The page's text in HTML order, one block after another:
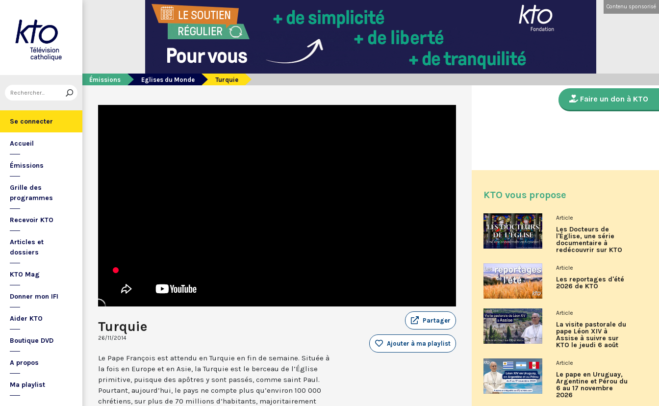
Se connecter
Accueil
Émissions
Grille des
programmes
Recevoir KTO
Articles et
dossiers
KTO Mag
Donner mon IFI
Aider KTO
Boutique DVD
A propos
Ma playlist
Contenu sponsorisé
Émissions Eglises du Monde Turquie
Turquie
26/11/2014
Partager
Ajouter à ma playlist
Le Pape François est attendu en Turquie en fin de semaine. Située à
la fois en Europe et en Asie, la Turquie est le berceau de l’Église
primitive, puisque des apôtres y sont passés, comme saint Paul.
Pourtant, aujourd’hui, le pays ne compte plus qu’environ 100 000
chrétiens, sur plus de 70 millions d’habitants, majoritairement
Faire un don à KTO
KTO vous propose
Article
Les Docteurs de
l'Église, une série
documentaire à
redécouvrir sur KTO
Article
Les reportages d'été
2026 de KTO
Article
La visite pastorale du
pape Léon XIV à
Assise à suivre sur
KTO le jeudi 6 août
Article
Le pape en Uruguay,
Argentine et Pérou du
6 au 17 novembre
2026